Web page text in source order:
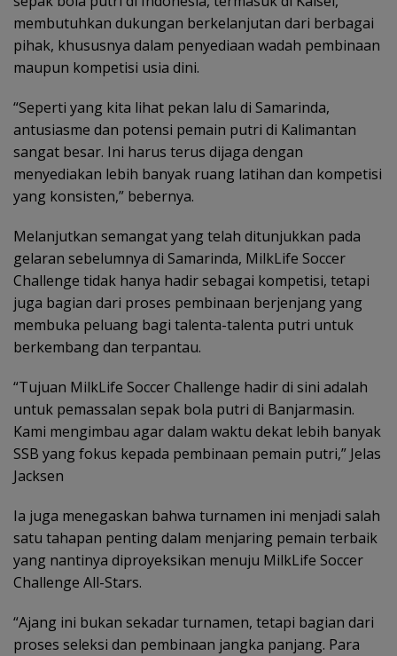
membutuhkan dukungan berkelanjutan dari berbagai
pihak, khususnya dalam penyediaan wadah pembinaan
maupun kompetisi usia dini.
“Seperti yang kita lihat pekan lalu di Samarinda,
antusiasme dan potensi pemain putri di Kalimantan
sangat besar. Ini harus terus dijaga dengan
menyediakan lebih banyak ruang latihan dan kompetisi
yang konsisten,” bebernya.
Melanjutkan semangat yang telah ditunjukkan pada
gelaran sebelumnya di Samarinda, MilkLife Soccer
Challenge tidak hanya hadir sebagai kompetisi, tetapi
juga bagian dari proses pembinaan berjenjang yang
membuka peluang bagi talenta-talenta putri untuk
berkembang dan terpantau.
“Tujuan MilkLife Soccer Challenge hadir di sini adalah
untuk pemassalan sepak bola putri di Banjarmasin.
Kami mengimbau agar dalam waktu dekat lebih banyak
SSB yang fokus kepada pembinaan pemain putri,” Jelas
Jacksen
Ia juga menegaskan bahwa turnamen ini menjadi salah
satu tahapan penting dalam menjaring pemain terbaik
yang nantinya diproyeksikan menuju MilkLife Soccer
Challenge All-Stars.
“Ajang ini bukan sekadar turnamen, tetapi bagian dari
proses seleksi dan pembinaan jangka panjang. Para